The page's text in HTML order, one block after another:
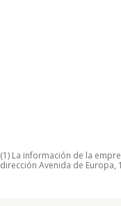
(1) La información de la
dirección Avenida de Europa,